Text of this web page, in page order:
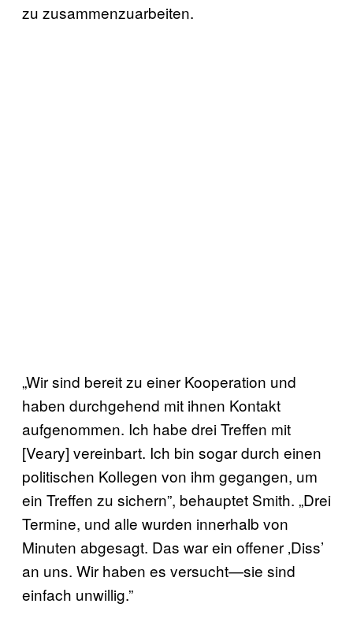
zu zusammenzuarbeiten.
„Wir sind bereit zu einer Kooperation und
haben durchgehend mit ihnen Kontakt
aufgenommen. Ich habe drei Treffen mit
[Veary] vereinbart. Ich bin sogar durch einen
politischen Kollegen von ihm gegangen, um
ein Treffen zu sichern”, behauptet Smith. „Drei
Termine, und alle wurden innerhalb von
Minuten abgesagt. Das war ein offener ‚Diss’
an uns. Wir haben es versucht—sie sind
einfach unwillig.”